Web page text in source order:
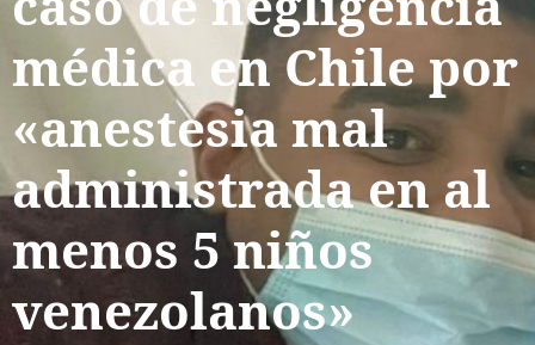
médica en Chile por
«anestesia mal
administrada en al
menos 5 niños
venezolanos»